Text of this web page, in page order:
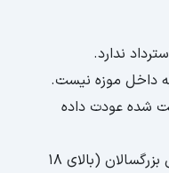
ندارد.
داخل موزه نیست.
شده عودت داده
افراد زیر ۱۵ سال باید با همراهی بزرگسالان (بالای ۱۸